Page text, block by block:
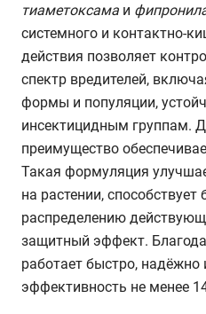
тиаметоксама и
системного и контактно-
действия позволяет
спектр вредителей,
формы и популяции,
инсектицидным группам.
преимущество
Такая формуляция
на растении,
распределению
защитный эффект.
работает быстро, надёжно
эффективность не менее